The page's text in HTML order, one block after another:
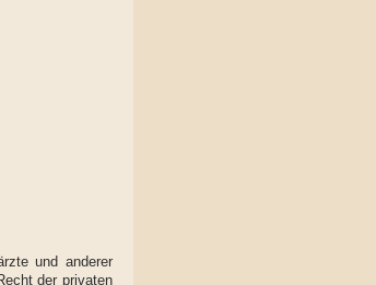
und anderer
der privaten